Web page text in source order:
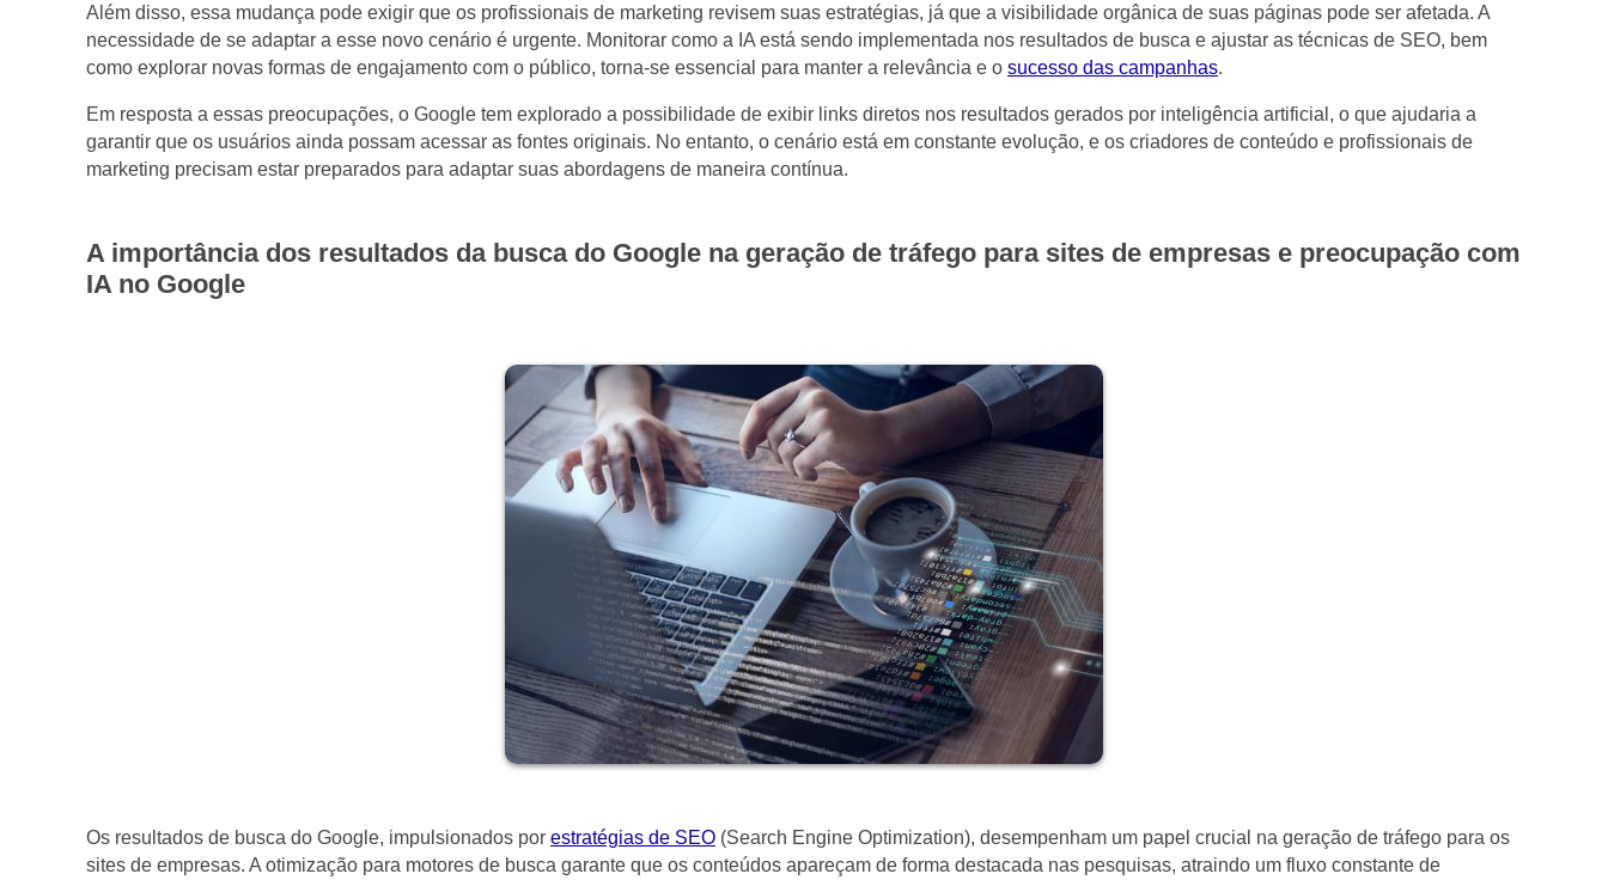
Além disso, essa mudança pode exigir que os profissionais de marketing revisem suas estratégias, já que a visibilidade orgânica de suas páginas pode ser afetada. A
necessidade de se adaptar a esse novo cenário é urgente. Monitorar como a IA está sendo implementada nos resultados de busca e ajustar as técnicas de SEO, bem
como explorar novas formas de engajamento com o público, torna-se essencial para manter a relevância e o sucesso das campanhas.
Em resposta a essas preocupações, o Google tem explorado a possibilidade de exibir links diretos nos resultados gerados por inteligência artificial, o que ajudaria a
garantir que os usuários ainda possam acessar as fontes originais. No entanto, o cenário está em constante evolução, e os criadores de conteúdo e profissionais de
marketing precisam estar preparados para adaptar suas abordagens de maneira contínua.
A importância dos resultados da busca do Google na geração de tráfego para sites de empresas e preocupação com
IA no Google
Os resultados de busca do Google, impulsionados por estratégias de SEO (Search Engine Optimization), desempenham um papel crucial na geração de tráfego para os
sites de empresas. A otimização para motores de busca garante que os conteúdos apareçam de forma destacada nas pesquisas, atraindo um fluxo constante de